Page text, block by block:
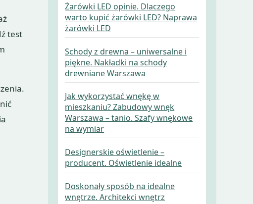
test
Żarówki LED opinie. Dlaczego
warto kupić żarówki LED? Naprawa
żarówki LED
Schody z drewna – uniwersalne i
piękne. Nakładki na schody
drewniane Warszawa
Jak wykorzystać wnękę w
mieszkaniu? Zabudowy wnęk
Warszawa – tanio. Szafy wnękowe
na wymiar
Designerskie oświetlenie –
producent. Oświetlenie idealne
Doskonały sposób na idealne
wnętrze. Architekci wnętrz